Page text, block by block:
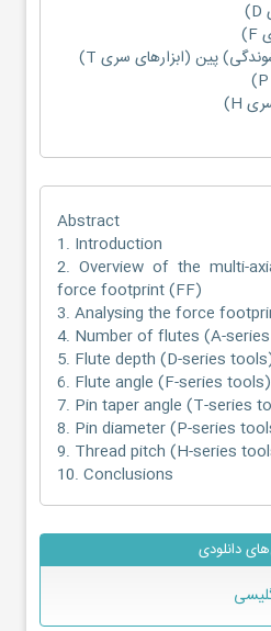
Abstract
1. Introduction
2. Overview of the multi-
force footprint (FF)
3. Analysing the force
4. Number of flutes (A-
5. Flute depth (D-series
6. Flute angle (F-series tools)
7. Pin taper angle (T-series
8. Pin diameter (P-series
9. Thread pitch (H-series
10. Conclusions
دانلودی